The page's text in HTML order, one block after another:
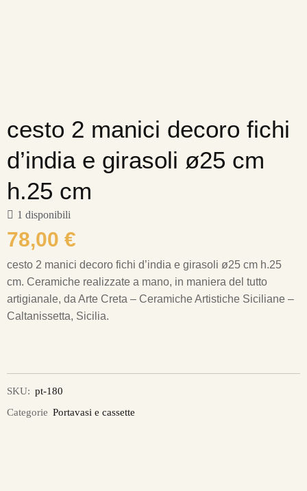
cesto 2 manici decoro fichi
d’india e girasoli ø25 cm
h.25 cm
1 disponibili
78,00 €
cesto 2 manici decoro fichi d’india e girasoli ø25 cm h.25
cm. Ceramiche realizzate a mano, in maniera del tutto
artigianale, da Arte Creta – Ceramiche Artistiche Siciliane –
Caltanissetta, Sicilia.
SKU: pt-180
Categorie Portavasi e cassette